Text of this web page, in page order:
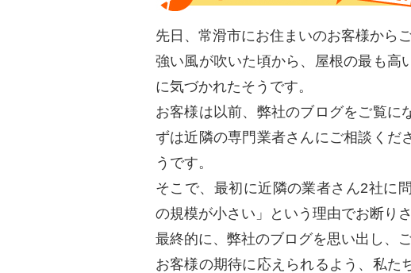
先日、常滑市にお住まいのお客様から
強い風が吹いた頃から、屋根の最も高
に気づかれたそうです。
お客様は以前、弊社のブログをご覧に
ずは近隣の専門業者さんにご相談くだ
うです。
そこで、最初に近隣の業者さん2社に
の規模が小さい」という理由でお断り
最終的に、弊社のブログを思い出し、
お客様の期待に応えられるよう、私た